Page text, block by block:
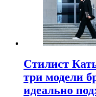
Стилист
три модели
идеально